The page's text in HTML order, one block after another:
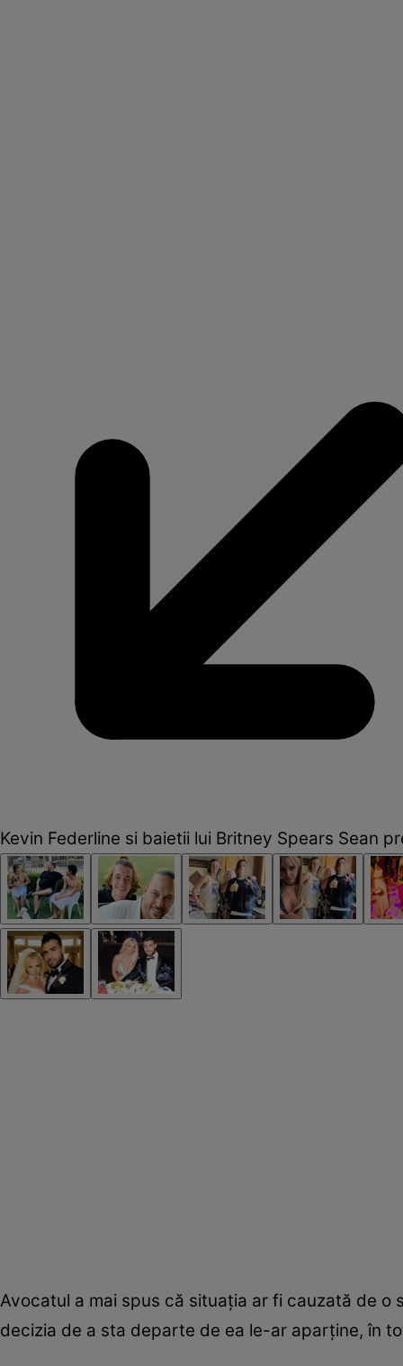
Kevin Federline si baietii lui Britney Spears Sean
Avocatul a mai spus că situația ar fi cauzată de
decizia de a sta departe de ea le-ar aparține, în